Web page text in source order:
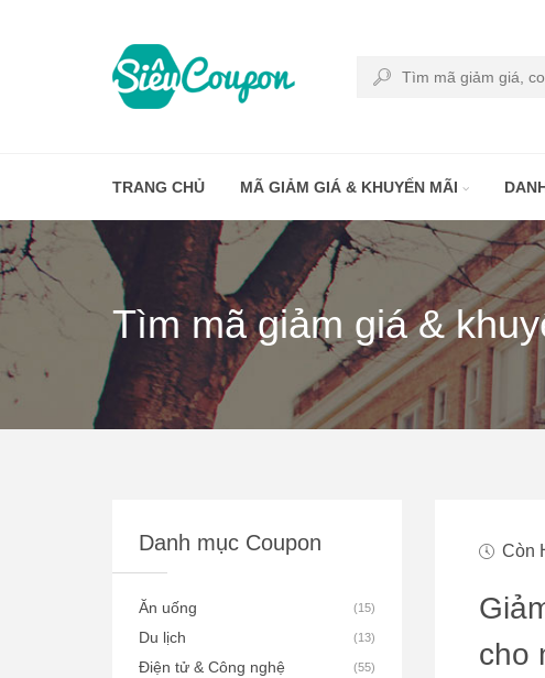
TRANG CHỦ MÃ GIẢM GIÁ & KHUYẾN MÃI
Tìm mã giảm giá &
Danh mục Coupon
Ăn uống (15)
Du lịch (13)
Điện tử & Công nghệ (55)
Còn
cho